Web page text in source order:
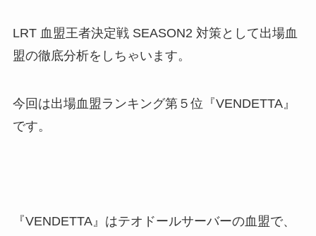
LRT 血盟王者決定戦 SEASON2 対策として出場血
盟の徹底分析をしちゃいます。
今回は出場血盟ランキング第５位『VENDETTA』
です。
『VENDETTA』はテオドールサーバーの血盟で、